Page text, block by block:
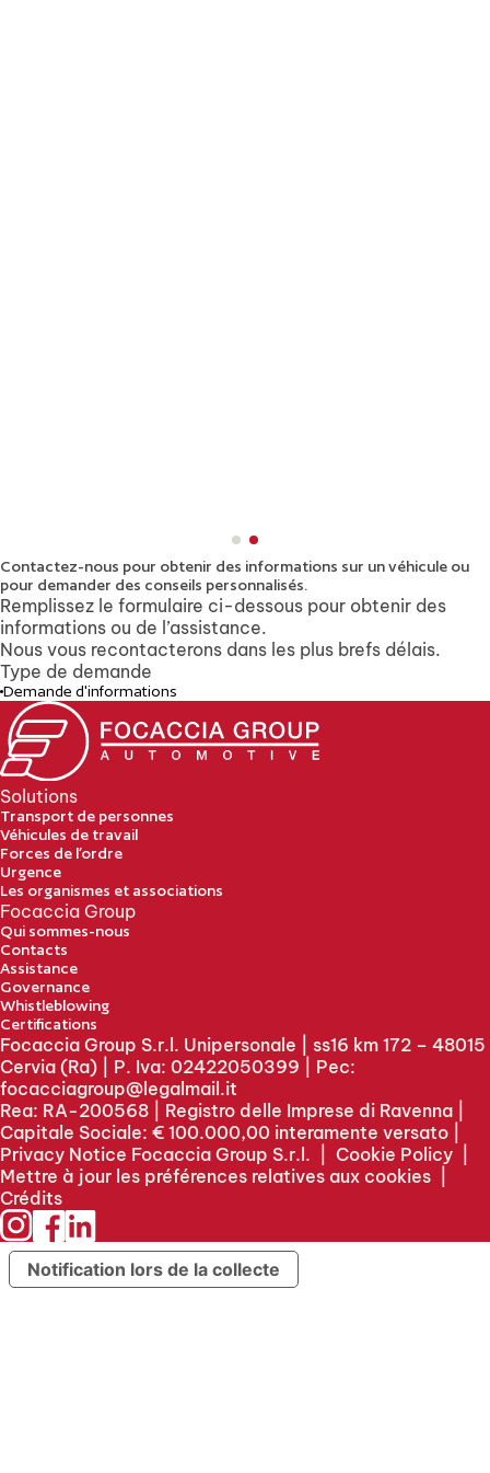
Contactez-nous pour obtenir des informations sur un véhicule ou
pour demander des conseils personnalisés.
Remplissez le formulaire ci-dessous pour obtenir des
informations ou de l’assistance.
Nous vous recontacterons dans les plus brefs délais.
Type de demande
Demande d'informations
Solutions
Transport de personnes
Véhicules de travail
Forces de l’ordre
Urgence
Les organismes et associations
Focaccia Group
Qui sommes-nous
Contacts
Assistance
Governance
Whistleblowing
Certifications
Focaccia Group S.r.l. Unipersonale | ss16 km 172 – 48015
Cervia (Ra) | P. Iva: 02422050399 | Pec:
focacciagroup@legalmail.it
Rea: RA-200568 | Registro delle Imprese di Ravenna |
Capitale Sociale: € 100.000,00 interamente versato |
Privacy Notice Focaccia Group S.r.l.
Cookie Policy
Mettre à jour les préférences relatives aux cookies
Crédits
Notification lors de la collecte